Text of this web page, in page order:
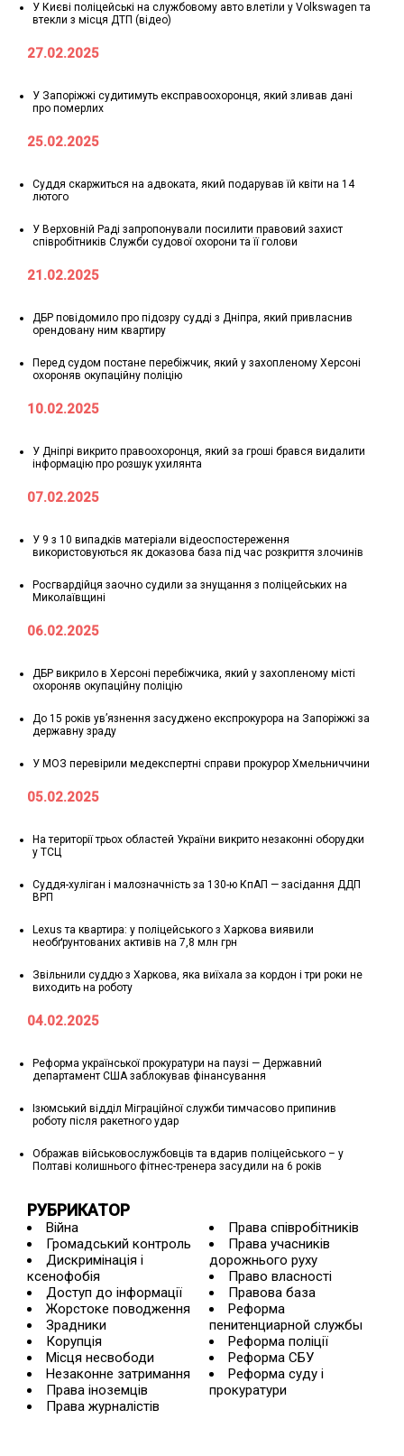
У Києві поліцейські на службовому авто влетіли у Volkswagen та
втекли з місця ДТП (відео)
27.02.2025
У Запоріжжі судитимуть експравоохоронця, який зливав дані
про померлих
25.02.2025
Суддя скаржиться на адвоката, який подарував їй квіти на 14
лютого
У Верховній Раді запропонували посилити правовий захист
співробітників Служби судової охорони та її голови
21.02.2025
ДБР повідомило про підозру судді з Дніпра, який привласнив
орендовану ним квартиру
Перед судом постане перебіжчик, який у захопленому Херсоні
охороняв окупаційну поліцію
10.02.2025
У Дніпрі викрито правоохоронця, який за гроші брався видалити
інформацію про розшук ухилянта
07.02.2025
У 9 з 10 випадків матеріали відеоспостереження
використовуються як доказова база під час розкриття злочинів
Росгвардійця заочно судили за знущання з поліцейських на
Миколаївщині
06.02.2025
ДБР викрило в Херсоні перебіжчика, який у захопленому місті
охороняв окупаційну поліцію
До 15 років ув’язнення засуджено експрокурора на Запоріжжі за
державну зраду
У МОЗ перевірили медекспертні справи прокурор Хмельниччини
05.02.2025
На території трьох областей України викрито незаконні оборудки
у ТСЦ
Суддя-хуліган і малозначність за 130-ю КпАП — засідання ДДП
ВРП
Lexus та квартира: у поліцейського з Харкова виявили
необґрунтованих активів на 7,8 млн грн
Звільнили суддю з Харкова, яка виїхала за кордон і три роки не
виходить на роботу
04.02.2025
Реформа української прокуратури на паузі — Державний
департамент США заблокував фінансування
Ізюмський відділ Міграційної служби тимчасово припинив
роботу після ракетного удар
Ображав військовослужбовців та вдарив поліцейського – у
Полтаві колишнього фітнес-тренера засудили на 6 років
РУБРИКАТОР
Війна
Громадський контроль
Дискримінація і
ксенофобія
Доступ до інформації
Жорстоке поводження
Зрадники
Корупція
Місця несвободи
Незаконне затримання
Права іноземців
Права журналістів
Права співробітників
Права учасників
дорожнього руху
Право власності
Правова база
Реформа
пенитенциарной службы
Реформа поліції
Реформа СБУ
Реформа суду і
прокуратури